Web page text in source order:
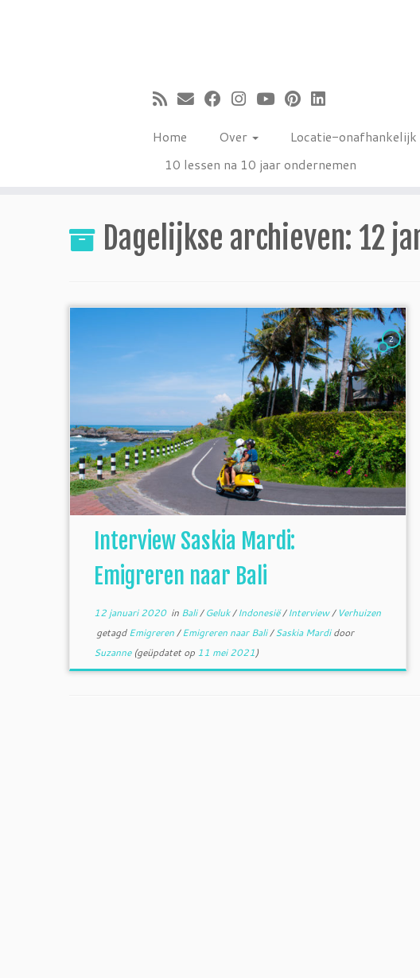
Home Over Locatie-onafhankelijk
10 lessen na 10 jaar ondernemen
Dagelijkse archieven: 12
2
Interview Saskia Mardi:
Emigreren naar Bali
12 januari 2020in Bali/Geluk/Indonesië/Interview/ Verhuizen
getagdEmigreren/Emigreren naar Bali/Saskia Mardidoor
Suzanne(geüpdatet op 11 mei 2021)